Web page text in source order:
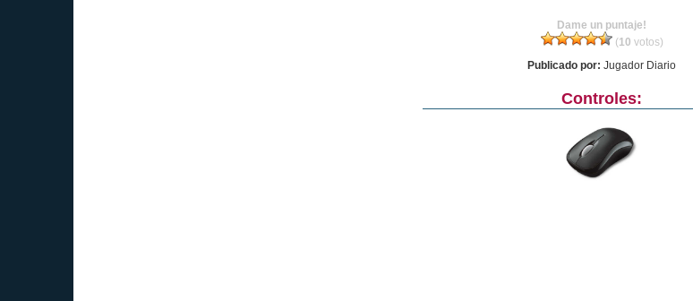
Dame un puntaje!
(10 votos)
Publicado por: Jugador Diario
Controles: